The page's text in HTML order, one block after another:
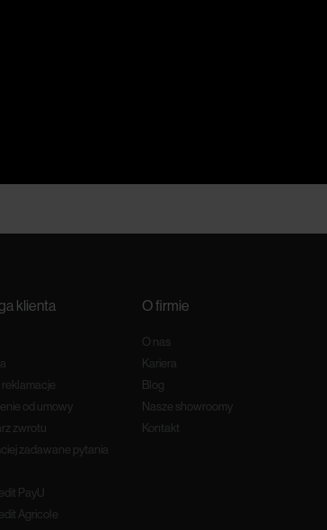
klienta
reklamacje
od umowy
zwrotu
zadawane pytania
PayU
Agricole
O firmie
O nas
Kariera
Blog
Nasze showroomy
Kontakt